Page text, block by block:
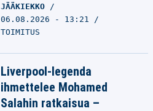
JÄÄKIEKKO
06.08.2026 - 13:21
TOIMITUS
Liverpool-legenda
ihmettelee Mohamed
Salahin ratkaisua –